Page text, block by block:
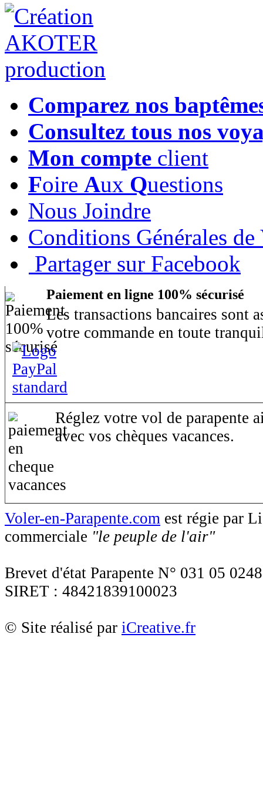
Comparez nos
Consultez tous nos
Mon compte client
Foire Aux Questions
Nous Joindre
Conditions Générales de
Partager sur Facebook
Paiement en ligne 100% sécurisé
Les transactions bancaires sont
votre commande en toute
Réglez votre vol de parapente
avec vos chèques vacances.
Voler-en-Parapente.com est régie par
commerciale "le peuple de l'air"
Brevet d'état Parapente N° 031 05 0248
SIRET : 48421839100023
© Site réalisé par iCreative.fr